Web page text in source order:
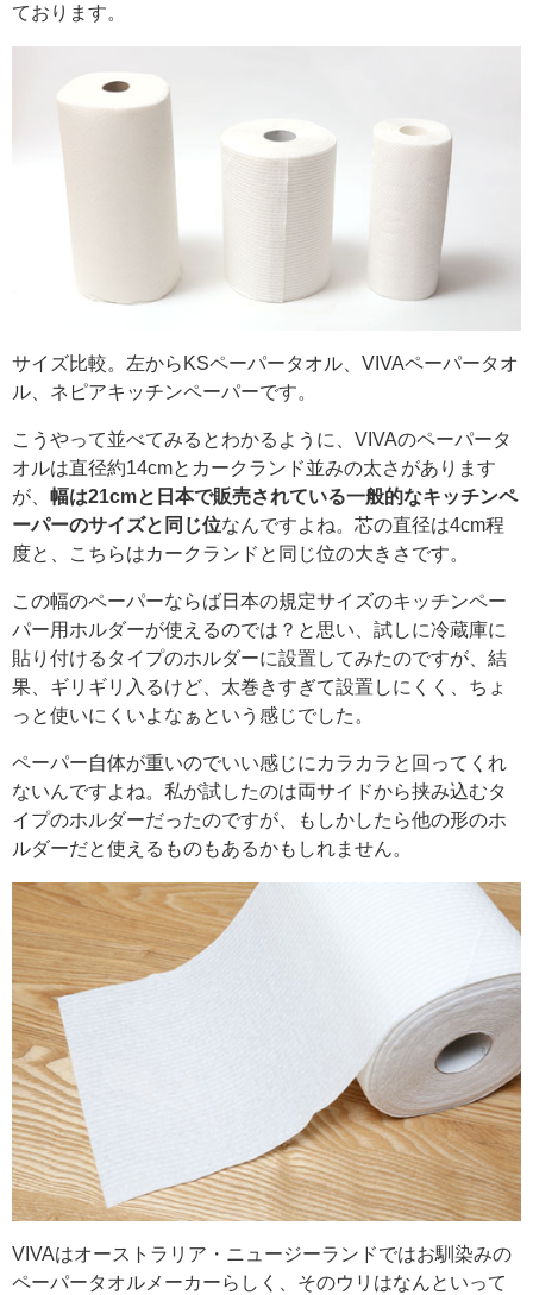
ております。
サイズ比較。左からKSペーパータオル、VIVAペーパータオ
ル、ネピアキッチンペーパーです。
こうやって並べてみるとわかるように、VIVAのペーパータ
オルは直径約14cmとカークランド並みの太さがあります
が、 幅は21cmと日本で販売されている一般的なキッチンペ
ーパーのサイズと同じ位なんですよね。芯の直径は4cm程
度と、こちらはカークランドと同じ位の大きさです。
この幅のペーパーならば日本の規定サイズのキッチンペー
パー用ホルダーが使えるのでは？と思い、試しに冷蔵庫に
貼り付けるタイプのホルダーに設置してみたのですが、結
果、ギリギリ入るけど、太巻きすぎて設置しにくく、ちょ
っと使いにくいよなぁという感じでした。
ペーパー自体が重いのでいい感じにカラカラと回ってくれ
ないんですよね。私が試したのは両サイドから挟み込むタ
イプのホルダーだったのですが、もしかしたら他の形のホ
ルダーだと使えるものもあるかもしれません。
VIVAはオーストラリア・ニュージーランドではお馴染みの
ペーパータオルメーカーらしく、そのウリはなんといって